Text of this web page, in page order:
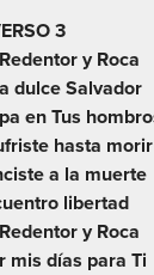
3
y Roca
dulce Salvador
en Tus
hasta morir
a la muerte
libertad
y Roca
mis días para Ti